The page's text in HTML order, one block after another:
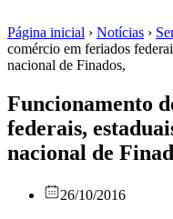
Página inicial › Notícias ›
comércio em feriados
nacional de Finados,
Funcionamento
federais,
nacional de
26/10/2016